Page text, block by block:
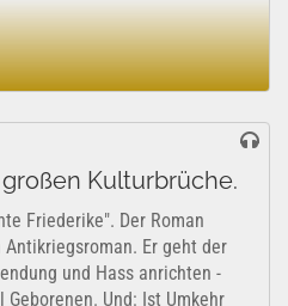
Kulturbrüche.
Friederike". Der Roman
Er geht der
und Hass anrichten -
Und: Ist Umkehr